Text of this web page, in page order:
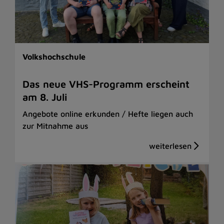
Volkshochschule
Das neue VHS-Programm erscheint
am 8. Juli
Angebote online erkunden / Hefte liegen auch
zur Mitnahme aus